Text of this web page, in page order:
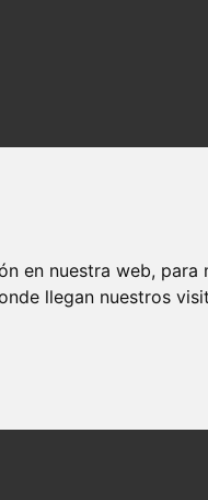
en nuestra web,
llegan nuestros